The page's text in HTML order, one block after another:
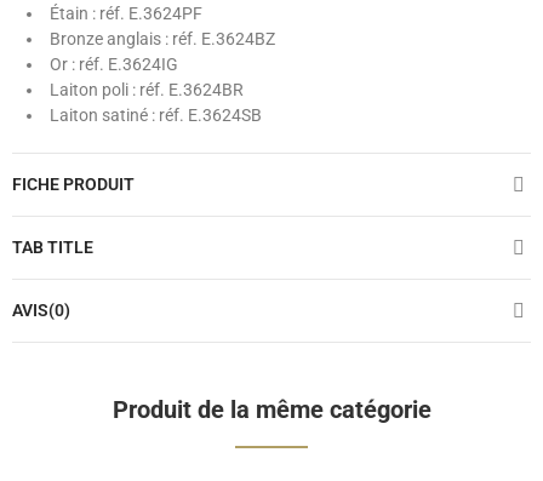
Étain : réf. E.3624PF
Bronze anglais : réf. E.3624BZ
Or : réf. E.3624IG
Laiton poli : réf. E.3624BR
Laiton satiné : réf. E.3624SB
FICHE PRODUIT
TAB TITLE
AVIS(0)
Produit de la même catégorie